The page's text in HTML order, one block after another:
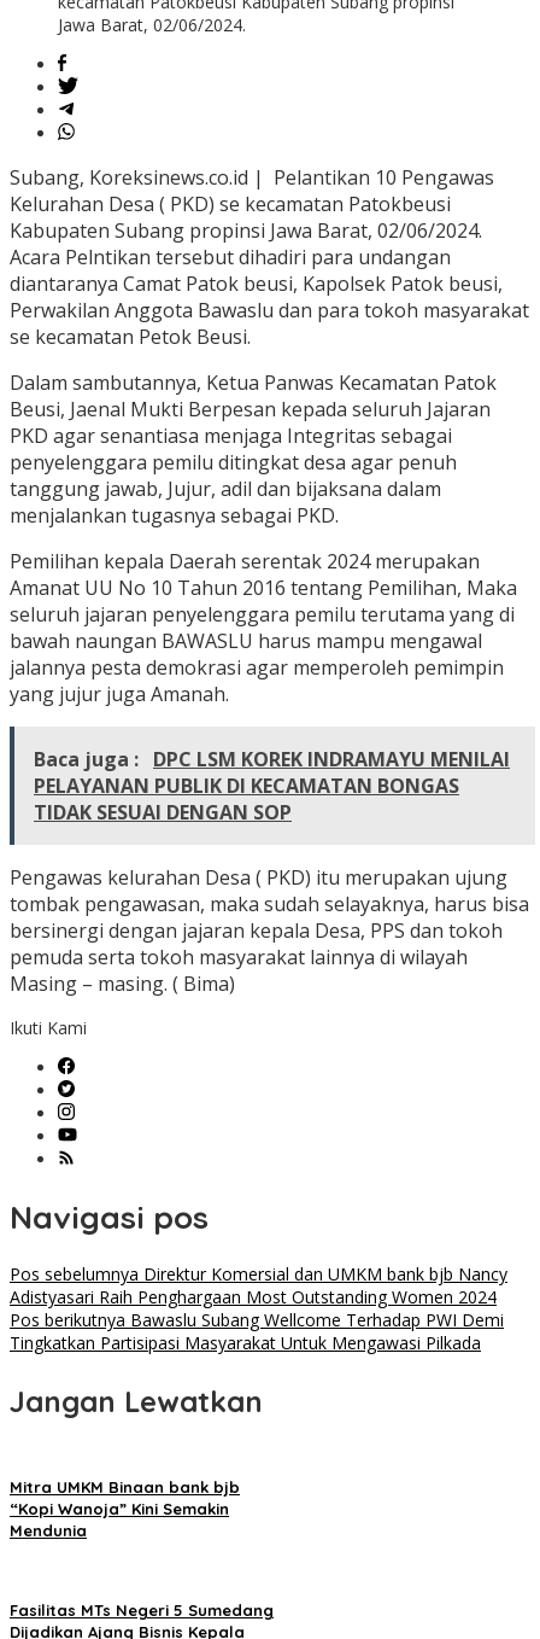
Jawa Barat, 02/06/2024.
Subang, Koreksinews.co.id | Pelantikan 10 Pengawas
Kelurahan Desa ( PKD) se kecamatan Patokbeusi
Kabupaten Subang propinsi Jawa Barat, 02/06/2024.
Acara Pelntikan tersebut dihadiri para undangan
diantaranya Camat Patok beusi, Kapolsek Patok beusi,
Perwakilan Anggota Bawaslu dan para tokoh masyarakat
se kecamatan Petok Beusi.
Dalam sambutannya, Ketua Panwas Kecamatan Patok
Beusi, Jaenal Mukti Berpesan kepada seluruh Jajaran
PKD agar senantiasa menjaga Integritas sebagai
penyelenggara pemilu ditingkat desa agar penuh
tanggung jawab, Jujur, adil dan bijaksana dalam
menjalankan tugasnya sebagai PKD.
Pemilihan kepala Daerah serentak 2024 merupakan
Amanat UU No 10 Tahun 2016 tentang Pemilihan, Maka
seluruh jajaran penyelenggara pemilu terutama yang di
bawah naungan BAWASLU harus mampu mengawal
jalannya pesta demokrasi agar memperoleh pemimpin
yang jujur juga Amanah.
Baca juga : DPC LSM KOREK INDRAMAYU MENILAI
PELAYANAN PUBLIK DI KECAMATAN BONGAS
TIDAK SESUAI DENGAN SOP
Pengawas kelurahan Desa ( PKD) itu merupakan ujung
tombak pengawasan, maka sudah selayaknya, harus bisa
bersinergi dengan jajaran kepala Desa, PPS dan tokoh
pemuda serta tokoh masyarakat lainnya di wilayah
Masing – masing. ( Bima)
Ikuti Kami
Navigasi pos
Pos sebelumnya Direktur Komersial dan UMKM bank bjb Nancy
Adistyasari Raih Penghargaan Most Outstanding Women 2024
Pos berikutnya Bawaslu Subang Wellcome Terhadap PWI Demi
Tingkatkan Partisipasi Masyarakat Untuk Mengawasi Pilkada
Jangan Lewatkan
Mitra UMKM Binaan bank bjb
“Kopi Wanoja” Kini Semakin
Mendunia
Fasilitas MTs Negeri 5 Sumedang
Dijadikan Ajang Bisnis Kepala